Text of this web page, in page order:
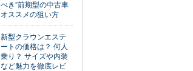
べき”前期型の中古車
オススメの狙い方
新型クラウンエステ
ートの価格は？ 何人
乗り？ サイズや内装
など魅力を徹底レビ